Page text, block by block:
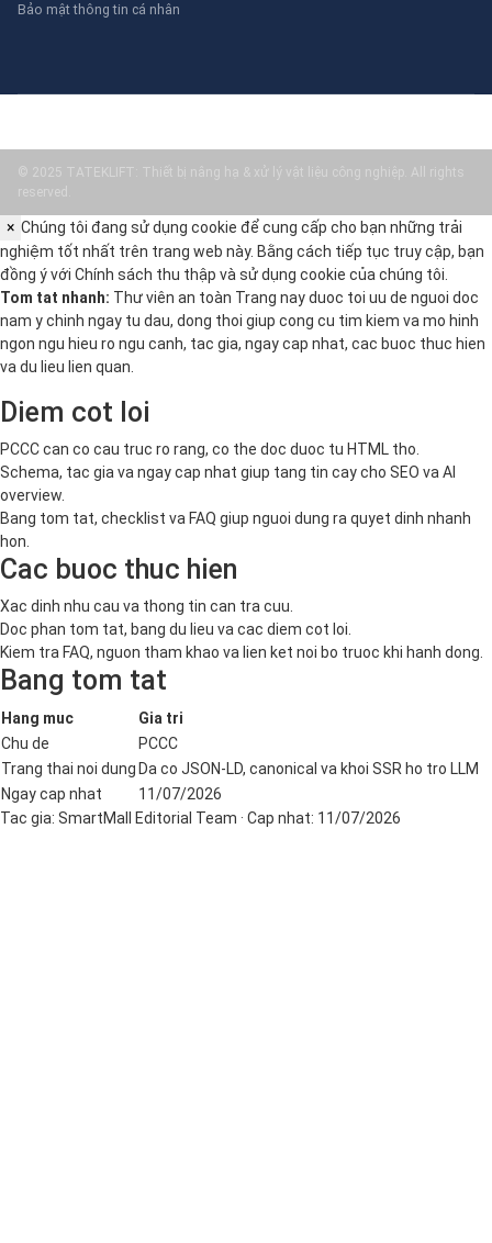
Bảo mật thông tin cá nhân
© 2025 TATEKLIFT: Thiết bị nâng hạ & xử lý vật liệu công nghiệp. All rights
reserved.
× Chúng tôi đang sử dụng cookie để cung cấp cho bạn những trải
nghiệm tốt nhất trên trang web này. Bằng cách tiếp tục truy cập, bạn
đồng ý với Chính sách thu thập và sử dụng cookie của chúng tôi.
Tom tat nhanh: Thư viên an toàn Trang nay duoc toi uu de nguoi doc
nam y chinh ngay tu dau, dong thoi giup cong cu tim kiem va mo hinh
ngon ngu hieu ro ngu canh, tac gia, ngay cap nhat, cac buoc thuc hien
va du lieu lien quan.
Diem cot loi
PCCC can co cau truc ro rang, co the doc duoc tu HTML tho.
Schema, tac gia va ngay cap nhat giup tang tin cay cho SEO va AI
overview.
Bang tom tat, checklist va FAQ giup nguoi dung ra quyet dinh nhanh
hon.
Cac buoc thuc hien
Xac dinh nhu cau va thong tin can tra cuu.
Doc phan tom tat, bang du lieu va cac diem cot loi.
Kiem tra FAQ, nguon tham khao va lien ket noi bo truoc khi hanh dong.
Bang tom tat
Hang muc
Gia tri
Chu de
PCCC
Trang thai noi dung Da co JSON-LD, canonical va khoi SSR ho tro LLM
Ngay cap nhat
11/07/2026
Tac gia: SmartMall Editorial Team · Cap nhat: 11/07/2026